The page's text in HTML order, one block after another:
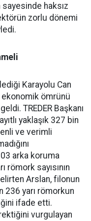
haksız
zorlu dönemi
Karayolu Can
ekonomik ömrünü
TREDER Başkanı
yaklaşık 327 bin
ve verimli
arka koruma
sayısının
Arslan, filonun
236 yarı römorkun
ifade etti.
vurgulayan